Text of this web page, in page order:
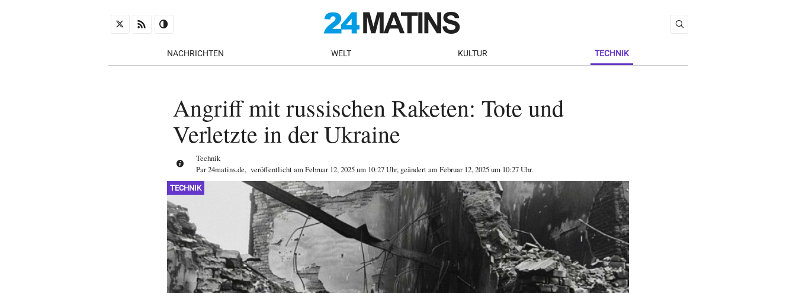
NACHRICHTEN WELT KULTUR TECHNIK
Angriff mit russischen Raketen: Tote und
Verletzte in der Ukraine
Technik
Par24matins.de, veröffentlicht amFebruar 12, 2025um 10:27 Uhr, geändert am Februar 12, 2025 um 10:27 Uhr.
TECHNIK